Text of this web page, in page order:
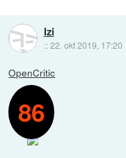
Izi
::22. okt 2019, 17:20
OpenCritic
86